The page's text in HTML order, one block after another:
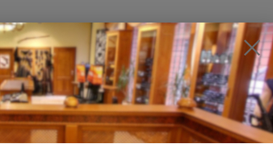
Hledat Nevíte si rady?
+420 225
díly Pro pistole Mířidla Mušky Muška